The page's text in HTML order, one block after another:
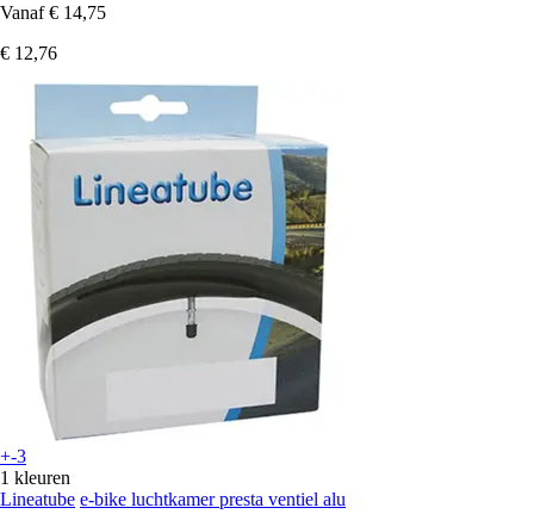
Vanaf € 14,75
€ 12,76
+-3
1 kleuren
Lineatube e-bike luchtkamer presta ventiel alu